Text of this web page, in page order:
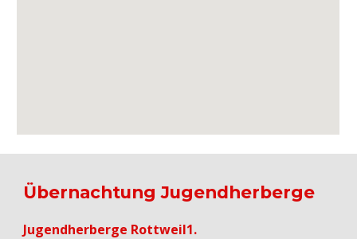
Übernachtung Jugendherberge
Jugendherberge Rottweil1.